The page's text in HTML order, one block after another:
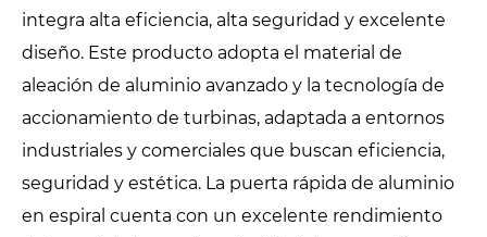
integra alta eficiencia, alta seguridad y excelente
diseño. Este producto adopta el material de
aleación de aluminio avanzado y la tecnología de
accionamiento de turbinas, adaptada a entornos
industriales y comerciales que buscan eficiencia,
seguridad y estética. La puerta rápida de aluminio
en espiral cuenta con un excelente rendimiento